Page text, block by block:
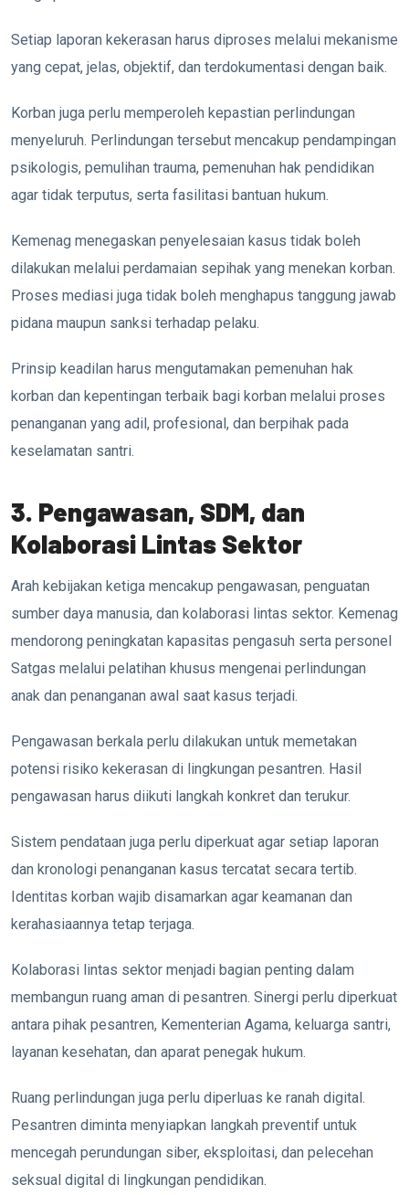
Setiap laporan kekerasan harus diproses melalui mekanisme
yang cepat, jelas, objektif, dan terdokumentasi dengan baik.
Korban juga perlu memperoleh kepastian perlindungan
menyeluruh. Perlindungan tersebut mencakup pendampingan
psikologis, pemulihan trauma, pemenuhan hak pendidikan
agar tidak terputus, serta fasilitasi bantuan hukum.
Kemenag menegaskan penyelesaian kasus tidak boleh
dilakukan melalui perdamaian sepihak yang menekan korban.
Proses mediasi juga tidak boleh menghapus tanggung jawab
pidana maupun sanksi terhadap pelaku.
Prinsip keadilan harus mengutamakan pemenuhan hak
korban dan kepentingan terbaik bagi korban melalui proses
penanganan yang adil, profesional, dan berpihak pada
keselamatan santri.
3. Pengawasan, SDM, dan
Kolaborasi Lintas Sektor
Arah kebijakan ketiga mencakup pengawasan, penguatan
sumber daya manusia, dan kolaborasi lintas sektor. Kemenag
mendorong peningkatan kapasitas pengasuh serta personel
Satgas melalui pelatihan khusus mengenai perlindungan
anak dan penanganan awal saat kasus terjadi.
Pengawasan berkala perlu dilakukan untuk memetakan
potensi risiko kekerasan di lingkungan pesantren. Hasil
pengawasan harus diikuti langkah konkret dan terukur.
Sistem pendataan juga perlu diperkuat agar setiap laporan
dan kronologi penanganan kasus tercatat secara tertib.
Identitas korban wajib disamarkan agar keamanan dan
kerahasiaannya tetap terjaga.
Kolaborasi lintas sektor menjadi bagian penting dalam
membangun ruang aman di pesantren. Sinergi perlu diperkuat
antara pihak pesantren, Kementerian Agama, keluarga santri,
layanan kesehatan, dan aparat penegak hukum.
Ruang perlindungan juga perlu diperluas ke ranah digital.
Pesantren diminta menyiapkan langkah preventif untuk
mencegah perundungan siber, eksploitasi, dan pelecehan
seksual digital di lingkungan pendidikan.